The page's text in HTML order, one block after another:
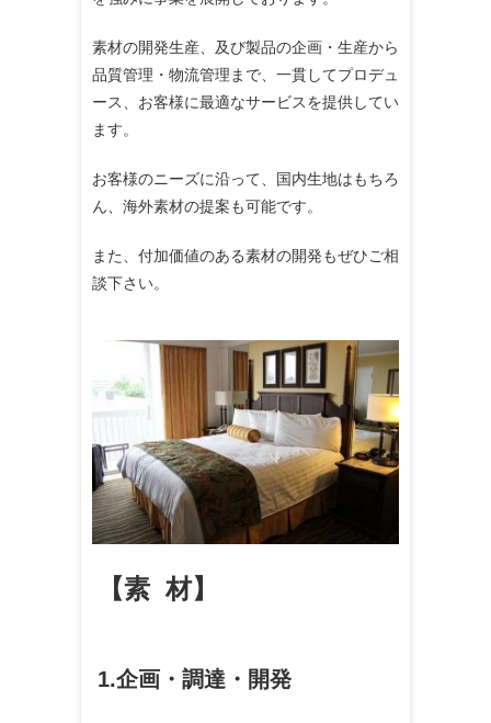
素材の開発生産、及び製品の企画・生産から
品質管理・物流管理まで、一貫してプロデュ
ース、お客様に最適なサービスを提供してい
ます。
お客様のニーズに沿って、国内生地はもちろ
ん、海外素材の提案も可能です。
また、付加価値のある素材の開発もぜひご相
談下さい。
【素 材】
1.企画・調達・開発